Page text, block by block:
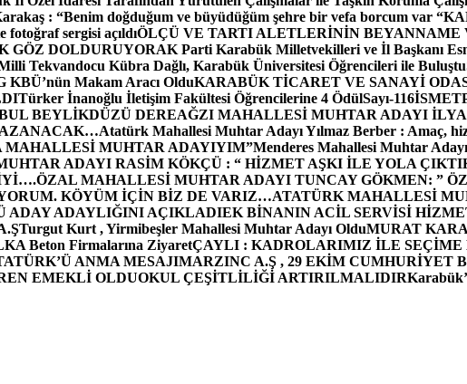
: “Benim doğduğum ve büyüdüğüm şehre bir vefa borcum var “
fotoğraf sergisi açıldıÖLÇÜ VE TARTI ALETLERİNİN BEYANNAME
GÖZ DOLDURUYORAK Parti Karabük Milletvekilleri ve İl Başkanı
Tekvandocu Kübra Dağlı, Karabük Üniversitesi Öğrencileri ile Buluştu
KBÜ’nün Makam Aracı OlduKARABÜK TİCARET VE SANAYİ
Türker İnanoğlu İletişim Fakültesi Öğrencilerine 4 ÖdülSayı-116
BEYLİKDÜZÜ DEREAĞZI MAHALLESİ MUHTAR ADAYI
Atatürk Mahallesi Muhtar Adayı Yılmaz Berber : Amaç,
MAHALLESİ MUHTAR ADAYIYIM”Menderes Mahallesi Muhtar
ADAYI RASİM KÖKÇÜ : “ HİZMET AŞKI İLE YOLA
ÖZAL MAHALLESİ MUHTAR ADAYI TUNCAY GÖKMEN: ”
KÖYÜM İÇİN BİZ DE VARIZ…ATATÜRK MAHALLESİ
ADAY ADAYLIĞINI AÇIKLADIEK BİNANIN ACİL SERVİSİ
Turgut Kurt , Yirmibeşler Mahallesi Muhtar Adayı OlduMURAT
Beton Firmalarına ZiyaretÇAYLI : KADROLARIMIZ İLE SEÇİME
ANMA MESAJIMARZINC A.Ş , 29 EKİM CUMHURİYET
EMEKLİ OLDUOKUL ÇEŞİTLİLİĞİ ARTIRILMALIDIR